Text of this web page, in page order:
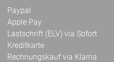
Paypal
Apple Pay
Lastschrift (ELV) via Sofort
Kreditkarte
Rechnungskauf via Klarna